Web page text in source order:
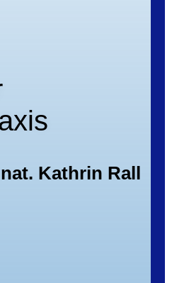
Kathrin Rall